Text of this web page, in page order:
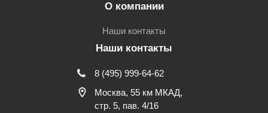
О компании
Наши контакты
Наши контакты
8 (495) 999-64-62
Москва, 55 км МКАД,
стр. 5, пав. 4/16